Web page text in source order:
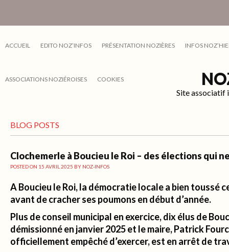
ACCUEIL EDITO NOZ’INFOS PRÉSENTATION NOZIÈRES INFOS
ASSOCIATIONS NOZIÉROISES COOKIES
Site associatif
BLOG POSTS
Clochemerle à Boucieu le Roi – des élections qui
POSTED ON 15 AVRIL 2025 BY NOZ-INFOS
A Boucieu le Roi, la démocratie locale a bien toussé
avant de cracher ses poumons en début d’année.
Plus de conseil municipal en exercice, dix élus de
démissionné en janvier 2025 et le maire, Patrick
officiellement empêché d’exercer, est en arrêt de